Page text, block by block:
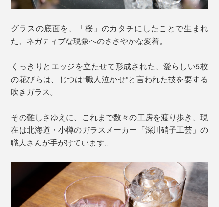
グラスの底面を、「桜」のカタチにしたことで生まれ
た、ネガティブな現象へのささやかな愛着。
くっきりとエッジを立たせて形成された、愛らしい5枚
の花びらは、じつは“職人泣かせ”と言われた技を要する
吹きガラス。
その難しさゆえに、これまで数々の工房を渡り歩き、現
在は北海道・小樽のガラスメーカー「深川硝子工芸」の
職人さんが手がけています。